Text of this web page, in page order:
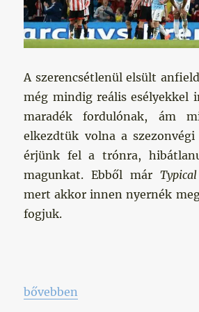
A szerencsétlenül elsült
még mindig reális esélyekkel
maradék fordulónak, ám
elkezdtük volna a
érjünk fel a trónra,
magunkat. Ebből már
mert akkor innen nyernék
fogjuk.
„Teljes letargia”
bővebben